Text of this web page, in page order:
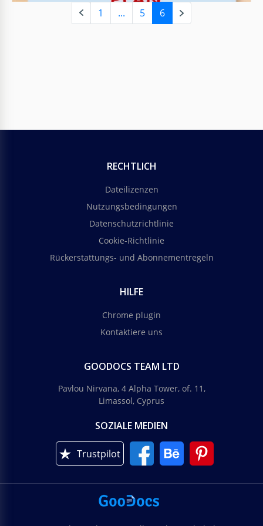
Wöchentliches Abendessen-Menü
auf jeden Fall um das Design des wöchentlichen
1 ... 5 6
RECHTLICH
Dateilizenzen
Nutzungsbedingungen
Datenschutzrichtlinie
Cookie-Richtlinie
Rückerstattungs- und Abonnementregeln
HILFE
Chrome plugin
Kontaktiere uns
GOODOCS TEAM LTD
Pavlou Nirvana, 4 Alpha Tower, of. 11,
Limassol, Cyprus
SOZIALE MEDIEN
Trustpilot